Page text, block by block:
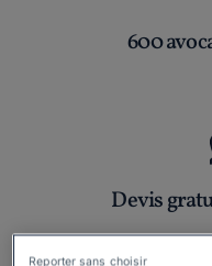
600
Devis
Reporter sans choisir